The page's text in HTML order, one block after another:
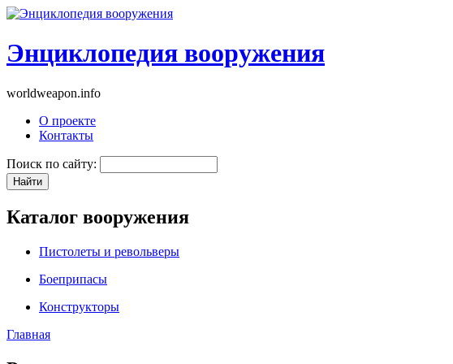
Энциклопедия вооружения
worldweapon.info
О проекте
Контакты
Поиск по сайту:
Каталог вооружения
Пистолеты и револьверы
Боеприпасы
Конструкторы
Главная